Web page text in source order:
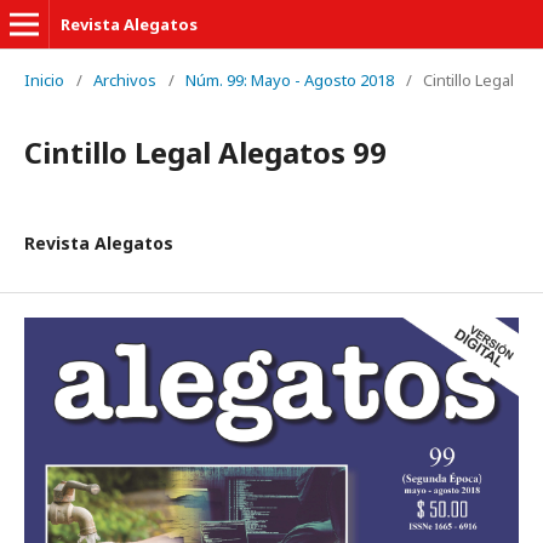
Revista Alegatos
Inicio / Archivos / Núm. 99: Mayo - Agosto 2018 / Cintillo Legal
Cintillo Legal Alegatos 99
Revista Alegatos